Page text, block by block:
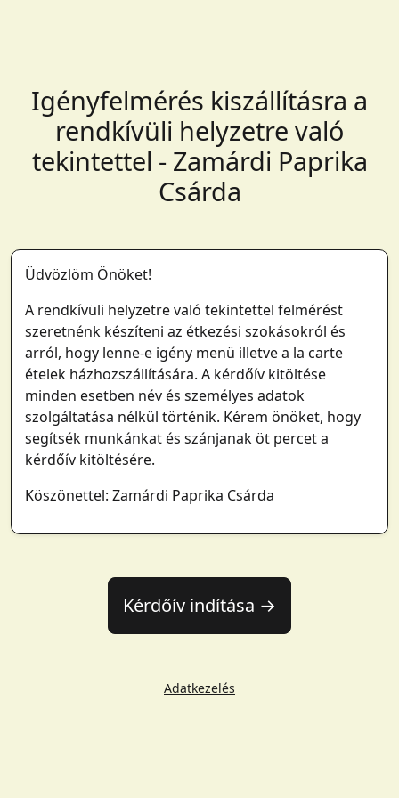
Igényfelmérés kiszállításra a
rendkívüli helyzetre való
tekintettel - Zamárdi Paprika
Csárda
Üdvözlöm Önöket!
A rendkívüli helyzetre való tekintettel felmérést
szeretnénk készíteni az étkezési szokásokról és
arról, hogy lenne-e igény menü illetve a la carte
ételek házhozszállítására. A kérdőív kitöltése
minden esetben név és személyes adatok
szolgáltatása nélkül történik. Kérem önöket, hogy
segítsék munkánkat és szánjanak öt percet a
kérdőív kitöltésére.
Köszönettel: Zamárdi Paprika Csárda
Kérdőív indítása →
Adatkezelés